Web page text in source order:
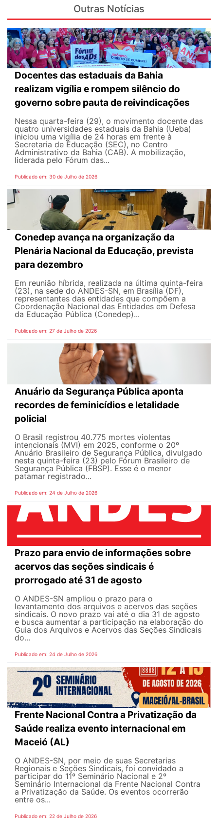
Outras Notícias
Docentes das estaduais da Bahia
realizam vigília e rompem silêncio do
governo sobre pauta de reivindicações
Nessa quarta-feira (29), o movimento docente das
quatro universidades estaduais da Bahia (Ueba)
iniciou uma vigília de 24 horas em frente à
Secretaria de Educação (SEC), no Centro
Administrativo da Bahia (CAB). A mobilização,
liderada pelo Fórum das...
Publicado em: 30 de Julho de 2026
Conedep avança na organização da
Plenária Nacional da Educação, prevista
para dezembro
Em reunião híbrida, realizada na última quinta-feira
(23), na sede do ANDES-SN, em Brasília (DF),
representantes das entidades que compõem a
Coordenação Nacional das Entidades em Defesa
da Educação Pública (Conedep)...
Publicado em: 27 de Julho de 2026
Anuário da Segurança Pública aponta
recordes de feminicídios e letalidade
policial
O Brasil registrou 40.775 mortes violentas
intencionais (MVI) em 2025, conforme o 20º
Anuário Brasileiro de Segurança Pública, divulgado
nesta quinta-feira (23) pelo Fórum Brasileiro de
Segurança Pública (FBSP). Esse é o menor
patamar registrado...
Publicado em: 24 de Julho de 2026
Prazo para envio de informações sobre
acervos das seções sindicais é
prorrogado até 31 de agosto
O ANDES-SN ampliou o prazo para o
levantamento dos arquivos e acervos das seções
sindicais. O novo prazo vai até o dia 31 de agosto
e busca aumentar a participação na elaboração do
Guia dos Arquivos e Acervos das Seções Sindicais
do...
Publicado em: 24 de Julho de 2026
Frente Nacional Contra a Privatização da
Saúde realiza evento internacional em
Maceió (AL)
O ANDES-SN, por meio de suas Secretarias
Regionais e Seções Sindicais, foi convidado a
participar do 11º Seminário Nacional e 2º
Seminário Internacional da Frente Nacional Contra
a Privatização da Saúde. Os eventos ocorrerão
entre os...
Publicado em: 22 de Julho de 2026